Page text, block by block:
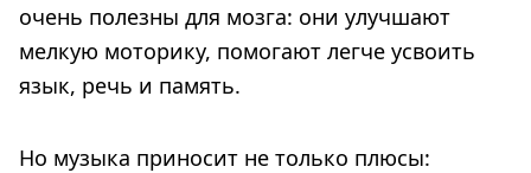
очень полезны для мозга: они улучшают
мелкую моторику, помогают легче усвоить
язык, речь и память.
Но музыка приносит не только плюсы: